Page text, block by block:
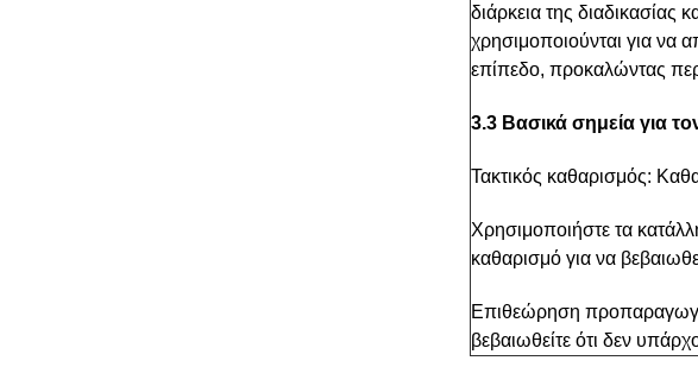
διάρκεια της διαδικασίας
χρησιμοποιούνται για να
επίπεδο, προκαλώντας
3.3 Βασικά σημεία για
Τακτικός καθαρισμός:
Χρησιμοποιήστε τα
καθαρισμό για να
Επιθεώρηση
βεβαιωθείτε ότι δεν